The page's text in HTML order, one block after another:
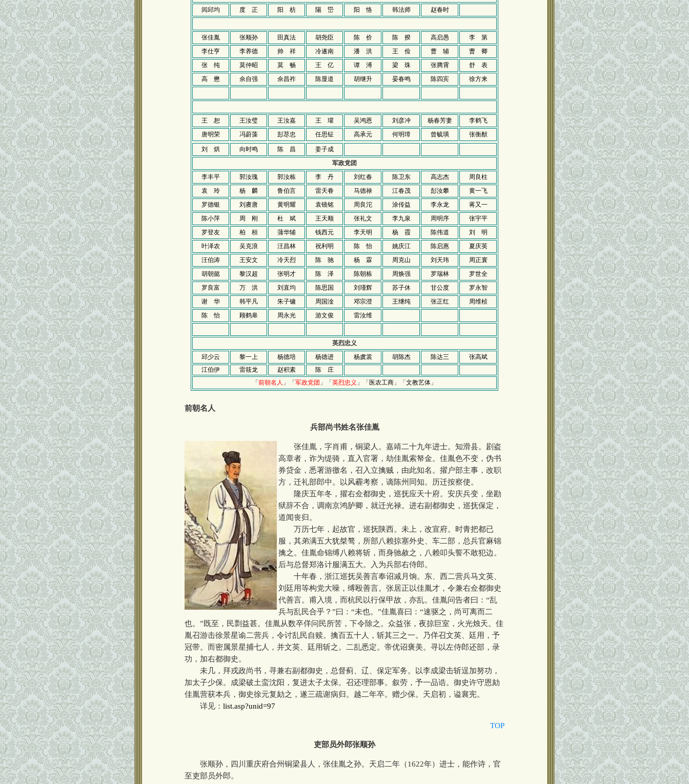
闾邱均
度 正 阳 枋 陽 岊 阳 恪 韩法师 赵春时
张佳胤 张顺孙 田真法 胡尧臣 陈 价 陈 揆 高启愚
李 第
李仕亨
李养德 帅 祥 冷遂南 潘 洪 王 俭 曹 辅
曹 卿
张 纯
莫仲昭 莫 畅 王 亿 谭 溥 梁 珠 张腾霄
舒 表
高 懋
佘自强 佘昌祚 陈显道 胡继升 晏春鸣 陈四宾 徐方来
王 恕 王汝璧 王汝嘉 王 瓘 吴鸿恩 刘彦冲 杨春芳妻
李鹤飞
唐明荣
冯蔚藻 彭荩忠 任思钲 高承元 何明璋 曾毓璜 张衡猷
刘 烘 向时鸣 陈 昌
姜子成
军政党团
李丰平
郭汝瑰 郭汝栋 李 丹 刘红春 陈卫东 高志杰
周良柱
袁 玲
杨 麟 鲁伯言 雷天眷 马德禄 江春茂 彭汝攀
黄一飞
罗德银
刘赓唐 黄明耀 袁镜铭 周良沱 涂传益 李永龙
蒋又一
陈小萍
周 刚 杜 斌 王天顺 张礼文 李九泉 周明序
张宇平
罗登友
柏 桓 蒲华辅 钱西元 李天明 杨 霞 陈伟道
刘 明
叶泽农
吴克浪 汪昌林 祝利明 陈 怡 姚庆江 陈启惠
夏庆英
汪伯涛
王安文 冷天烈 陈 驰 杨 霖 周克山 刘天玮
周正寰
胡朝懿
黎汉超 张明才 陈 泽 陈朝栋 周焕强 罗瑞林
罗世全
罗良富
万 洪 刘直均 陈思国 刘瑾辉 苏子休 甘公度
罗永智
谢 华
韩平凡 朱子镛 周国淦 邓宗澄 王继纯 张正红
周维桢
陈 怡
顾鹤皋 周永光 游文俊 雷汝维
英烈忠义
邱少云
黎一上 杨德培 杨德进 杨虞裳 胡陈杰 陈达三
张高斌
江伯伊
雷筱龙 赵积素
陈 庄
「前朝名人 」「军政党团 」「英烈忠义 」「医农工商 」「文教艺体 」
前朝名人
兵部尚书姓名张佳胤
张佳胤，字肖甫，铜梁人。嘉靖二十九年进士。知滑县。剧盗
高章者，诈为缇骑，直入官署，劫佳胤索帑金。佳胤色不变，伪书
券贷金，悉署游徼名，召入立擒贼，由此知名。擢户部主事，改职
方，迁礼部郎中。以风霾考察，谪陈州同知。历迁按察使。
隆庆五年冬，擢右佥都御史，巡抚应天十府。安庆兵变，坐勘
狱辞不合，调南京鸿胪卿，就迁光禄。进右副都御史，巡抚保定，
道闻丧归。
万历七年，起故官，巡抚陕西。未上，改宣府。时青把都已
服，其弟满五大犹桀骜，所部八赖掠塞外史、车二部，总兵官麻锦
擒之。佳胤命锦缚八赖将斩，而身驰赦之，八赖叩头誓不敢犯边。
后与总督郑洛计服满五大。入为兵部右侍郎。
十年春，浙江巡抚吴善言奉诏减月饷。东、西二营兵马文英、
刘廷用等构党大噪，缚殴善言。张居正以佳胤才，令兼右佥都御史
代善言。甫入境，而杭民以行保甲故，亦乱。佳胤问告者曰：“乱
兵与乱民合乎？”曰：“未也。”佳胤喜曰：“速驱之，尚可离而二
也。”既至，民剽益甚。佳胤从数卒佯问民所苦，下令除之。众益张，夜掠巨室，火光烛天。佳
胤召游击徐景星谕二营兵，令讨乱民自赎。擒百五十人，斩其三之一。乃佯召文英、廷用，予
冠带。而密属景星捕七人，并文英、廷用斩之。二乱悉定。帝优诏褒美。寻以左侍郎还部，录
功，加右都御史。
未几，拜戎政尚书，寻兼右副都御史，总督蓟、辽、保定军务。以李成梁击斩逞加努功，
加太子少保。成梁破土蛮沈阳，复进太子太保。召还理部事。叙劳，予一品诰。御史许守恩劾
佳胤营获本兵，御史徐元复劾之，遂三疏谢病归。越二年卒。赠少保。天启初，谥襄宪。
详见： list.asp?unid=97
TOP
吏部员外郎张顺孙
张顺孙，四川重庆府合州铜梁县人，张佳胤之孙。天启二年（1622年）进士，能作诗，官
至吏部员外郎。